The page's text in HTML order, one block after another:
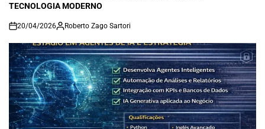
TECNOLOGIA MODERNO
on
20/04/2026 Roberto Zago Sartori